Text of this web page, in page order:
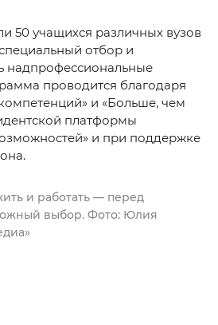
50 учащихся различных вузов
отбор и
надпрофессиональные
проводится благодаря
и «Больше, чем
платформы
и при поддержке